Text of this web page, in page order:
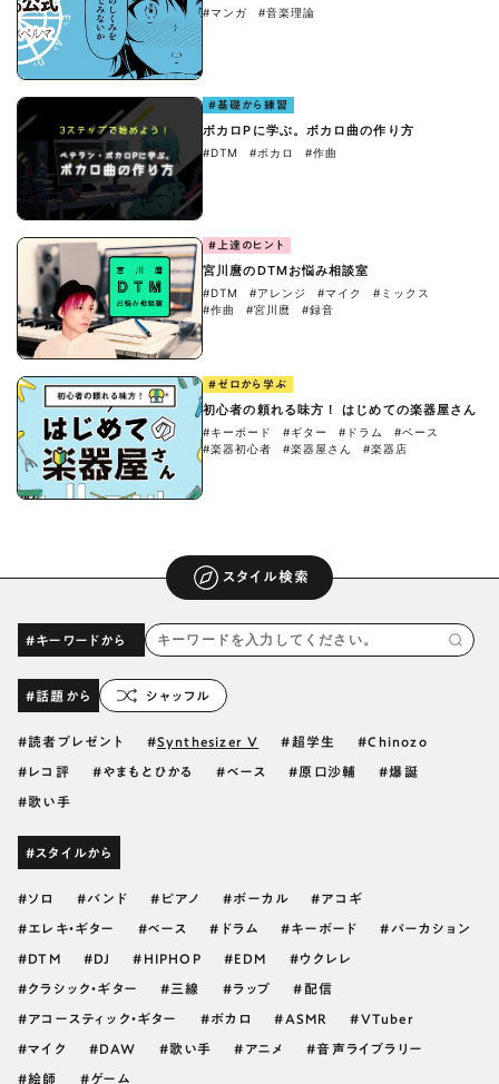
#マンガ #音楽理論
#基礎から練習
ボカロPに学ぶ。ボカロ曲の作り方
#DTM #ボカロ #作曲
#上達のヒント
宮川麿のDTMお悩み相談室
#DTM #アレンジ #マイク
#ミックス
#作曲
#宮川麿 #録音
#ゼロから学ぶ
初心者の頼れる味方！ はじめての楽器屋さん
#キーボード #ギター #ドラム
#ベース
#楽器初心者
#楽器屋さん #楽器店
スタイル検索
#キーワードから
#話題から シャッフル
読者プレゼント Synthesizer V 超学生 Chinozo
レコ評 やまもとひかる ベース 原口沙輔 爆誕
歌い手
#スタイルから
ソロ バンド ピアノ ボーカル アコギ
エレキ・ギター ベース ドラム キーボード パーカション
DTM DJ HIPHOP EDM ウクレレ
クラシック・ギター 三線 ラップ 配信
アコースティック・ギター ボカロ ASMR VTuber
マイク DAW 歌い手 アニメ 音声ライブラリー
絵師 ゲーム